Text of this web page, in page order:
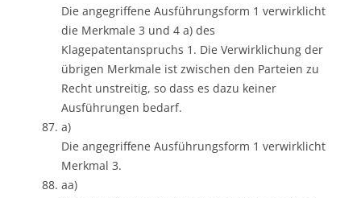
Die angegriffene Ausführungsform 1 verwirklicht
die Merkmale 3 und 4 a) des
Klagepatentanspruchs 1. Die Verwirklichung der
übrigen Merkmale ist zwischen den Parteien zu
Recht unstreitig, so dass es dazu keiner
Ausführungen bedarf.
a)
Die angegriffene Ausführungsform 1 verwirklicht
Merkmal 3.
aa)